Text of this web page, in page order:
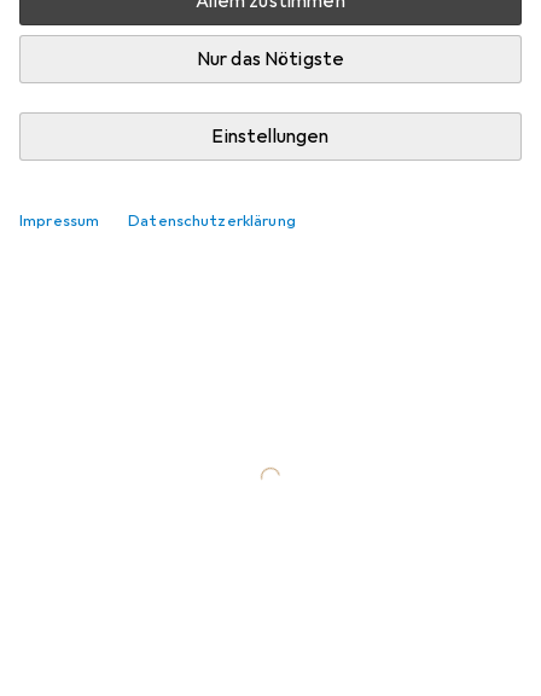
Nur das Nötigste
Einstellungen
Impressum Datenschutzerklärung